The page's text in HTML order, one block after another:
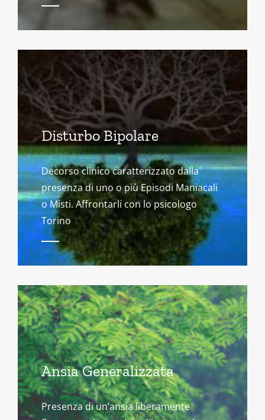
Disturbo Bipolare
Decorso clinico caratterizzato dalla
presenza di uno o più Episodi Maniacali
o Misti. Affrontarli con lo psicologo
Torino
Ansia Generalizzata
Presenza di un’ansia liberamente